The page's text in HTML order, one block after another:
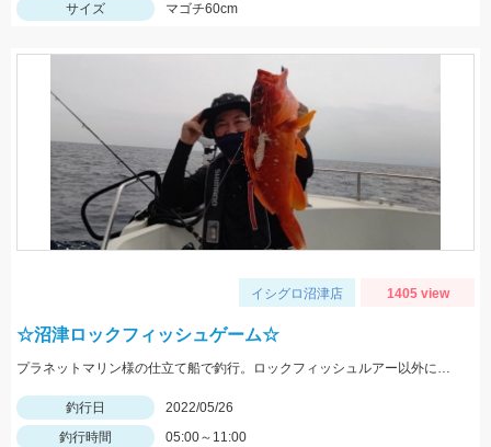
サイズ
マゴチ60cm
イシグロ沼津店 1405 view
☆沼津ロックフィッシュゲーム☆
プラネットマリン様の仕立て船で釣行。ロックフィッシュルアー以外にもテンヤやジグ、キャスティングなどその場に応じて色々な釣りが出来ました。
釣行日
2022/05/26
釣行時間
05:00～11:00